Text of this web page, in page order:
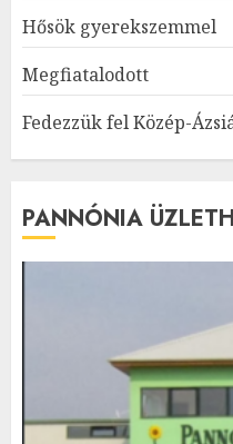
Hősök gyerekszemmel
Megfiatalodott
Fedezzük fel Közép-
PANNÓNIA